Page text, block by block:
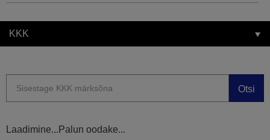
KKK
Otsi
Laadimine...Palun oodake...